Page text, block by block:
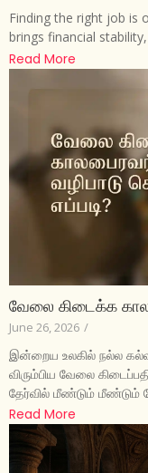
Finding the right job is
brings financial
Read More
வேலை கிடைக்க
June 26, 2026 /
இன்றைய உலகில் நல்ல
விரும்பிய வேலை
தேர்வில் மீண்டும் மீண்டும்
Read More